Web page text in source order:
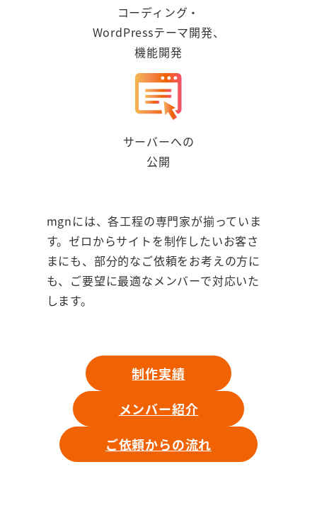
コーディング・
WordPressテーマ開発、
機能開発
サーバーへの
公開
mgnには、各工程の専門家が揃っていま
す。ゼロからサイトを制作したいお客さ
まにも、部分的なご依頼をお考えの方に
も、ご要望に最適なメンバーで対応いた
します。
制作実績
メンバー紹介
ご依頼からの流れ